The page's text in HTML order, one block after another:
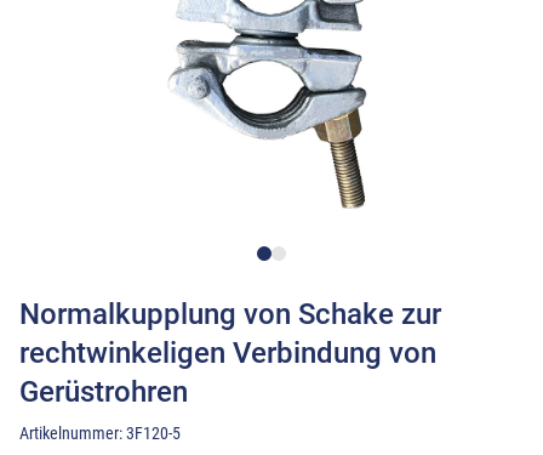
Normalkupplung von Schake zur
rechtwinkeligen Verbindung von
Gerüstrohren
Artikelnummer:3F120-5